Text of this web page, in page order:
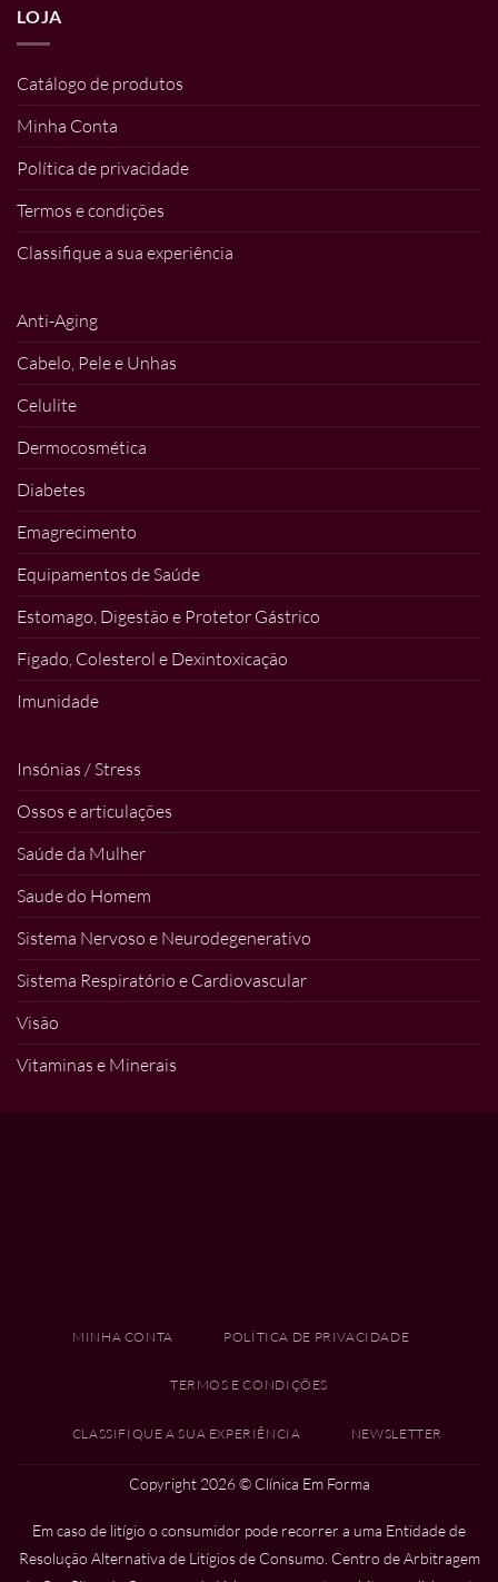
LOJA
Catálogo de produtos
Minha Conta
Política de privacidade
Termos e condições
Classifique a sua experiência
Anti-Aging
Cabelo, Pele e Unhas
Celulite
Dermocosmética
Diabetes
Emagrecimento
Equipamentos de Saúde
Estomago, Digestão e Protetor Gástrico
Figado, Colesterol e Dexintoxicação
Imunidade
Insónias / Stress
Ossos e articulações
Saúde da Mulher
Saude do Homem
Sistema Nervoso e Neurodegenerativo
Sistema Respiratório e Cardiovascular
Visão
Vitaminas e Minerais
MINHA CONTA POLÍTICA DE PRIVACIDADE
TERMOS E CONDIÇÕES
CLASSIFIQUE A SUA EXPERIÊNCIA NEWSLETTER
Copyright 2026 © Clínica Em Forma
Em caso de litígio o consumidor pode recorrer a uma Entidade de
Resolução Alternativa de Litígios de Consumo. Centro de Arbitragem